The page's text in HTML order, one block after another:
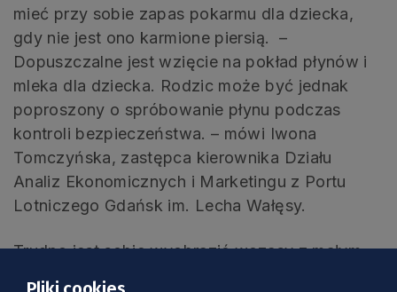
mieć przy sobie zapas pokarmu dla dziecka,
gdy nie jest ono karmione piersią. –
Dopuszczalne jest wzięcie na pokład płynów i
mleka dla dziecka. Rodzic może być jednak
poproszony o spróbowanie płynu podczas
kontroli bezpieczeństwa. – mówi Iwona
Tomczyńska, zastępca kierownika Działu
Analiz Ekonomicznych i Marketingu z Portu
Lotniczego Gdańsk im. Lecha Wałęsy.
Trudno jest sobie wyobrazić wczasy z małym